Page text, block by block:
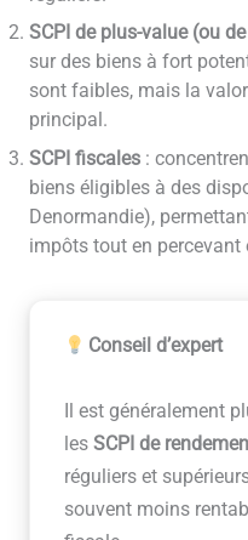
SCPI de plus-value (ou
sur des biens à fort
sont faibles, mais la
principal.
SCPI fiscales:
biens éligibles à des
Denormandie),
impôts tout en percevant
Conseil d’expert
Il est généralement
les SCPI de
réguliers et
souvent moins